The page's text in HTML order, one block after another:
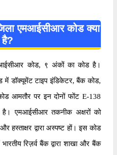
एमआईसीआर कोड क्या
है?
कोड, ९ अंकों का कोड है।
डॉक्यूमेंट टाइप इंडिकेटर, बैंक कोड,
आमतौर पर इन दोनों फोंट E-138
एमआईसीआर तकनीक अक्षरों को
हस्ताक्षर द्वारा अस्पष्ट हों। इस कोड
रिज़र्व बैंक द्वारा शाखा और बैंक